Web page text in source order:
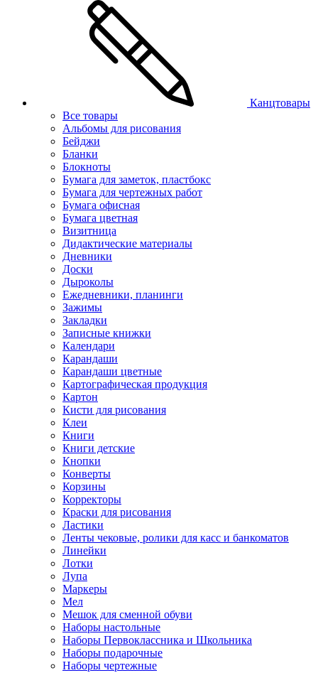
Канцтовары
Все товары
Альбомы для рисования
Бейджи
Бланки
Блокноты
Бумага для заметок, пластбокс
Бумага для чертежных работ
Бумага офисная
Бумага цветная
Визитница
Дидактические материалы
Дневники
Доски
Дыроколы
Ежедневники, планинги
Зажимы
Закладки
Записные книжки
Календари
Карандаши
Карандаши цветные
Картографическая продукция
Картон
Кисти для рисования
Клеи
Книги
Книги детские
Кнопки
Конверты
Корзины
Корректоры
Краски для рисования
Ластики
Ленты чековые, ролики для касс и банкоматов
Линейки
Лотки
Лупа
Маркеры
Мел
Мешок для сменной обуви
Наборы настольные
Наборы Первоклассника и Школьника
Наборы подарочные
Наборы чертежные